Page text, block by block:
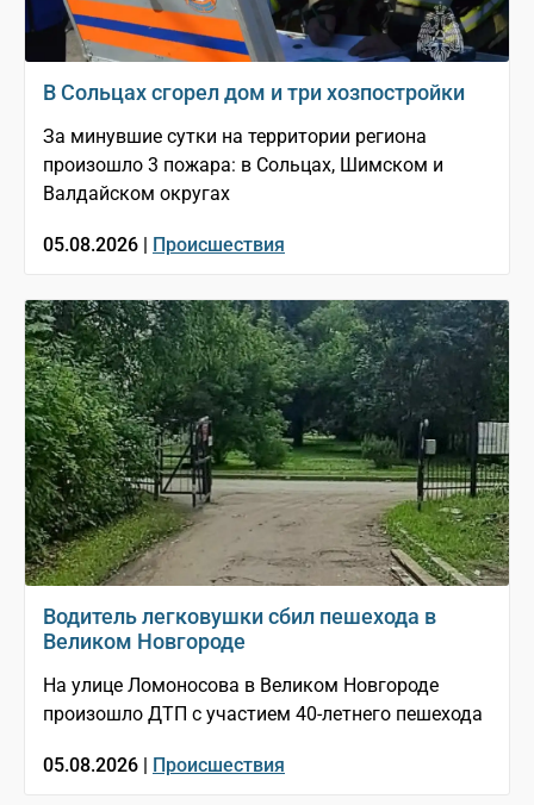
В Сольцах сгорел дом и три хозпостройки
За минувшие сутки на территории региона
произошло 3 пожара: в Сольцах, Шимском и
Валдайском округах
05.08.2026 | Происшествия
Водитель легковушки сбил пешехода в
Великом Новгороде
На улице Ломоносова в Великом Новгороде
произошло ДТП с участием 40-летнего пешехода
05.08.2026 | Происшествия